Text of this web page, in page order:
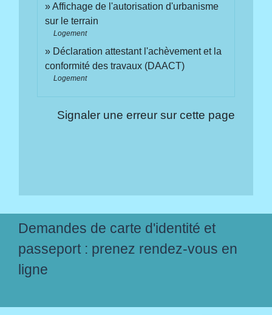
Affichage de l'autorisation d'urbanisme
sur le terrain
Logement
Déclaration attestant l'achèvement et la
conformité des travaux (DAACT)
Logement
Signaler une erreur sur cette page
Demandes de carte d'identité et
passeport : prenez rendez-vous en
ligne